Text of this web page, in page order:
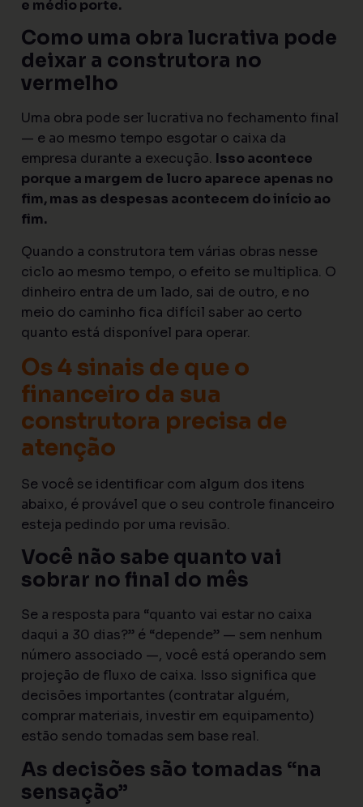
e médio porte.
Como uma obra lucrativa pode
deixar a construtora no
vermelho
Uma obra pode ser lucrativa no fechamento final
— e ao mesmo tempo esgotar o caixa da
empresa durante a execução. Isso acontece
porque a margem de lucro aparece apenas no
fim, mas as despesas acontecem do início ao
fim.
Quando a construtora tem várias obras nesse
ciclo ao mesmo tempo, o efeito se multiplica. O
dinheiro entra de um lado, sai de outro, e no
meio do caminho fica difícil saber ao certo
quanto está disponível para operar.
Os 4 sinais de que o
financeiro da sua
construtora precisa de
atenção
Se você se identificar com algum dos itens
abaixo, é provável que o seu controle financeiro
esteja pedindo por uma revisão.
Você não sabe quanto vai
sobrar no final do mês
Se a resposta para “quanto vai estar no caixa
daqui a 30 dias?” é “depende” — sem nenhum
número associado —, você está operando sem
projeção de fluxo de caixa. Isso significa que
decisões importantes (contratar alguém,
comprar materiais, investir em equipamento)
estão sendo tomadas sem base real.
As decisões são tomadas “na
sensação”